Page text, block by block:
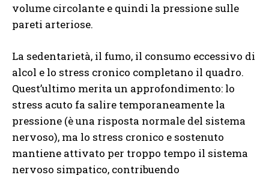
volume circolante e quindi la pressione sulle
pareti arteriose.
La sedentarietà, il fumo, il consumo eccessivo di
alcol e lo stress cronico completano il quadro.
Quest’ultimo merita un approfondimento: lo
stress acuto fa salire temporaneamente la
pressione (è una risposta normale del sistema
nervoso), ma lo stress cronico e sostenuto
mantiene attivato per troppo tempo il sistema
nervoso simpatico, contribuendo